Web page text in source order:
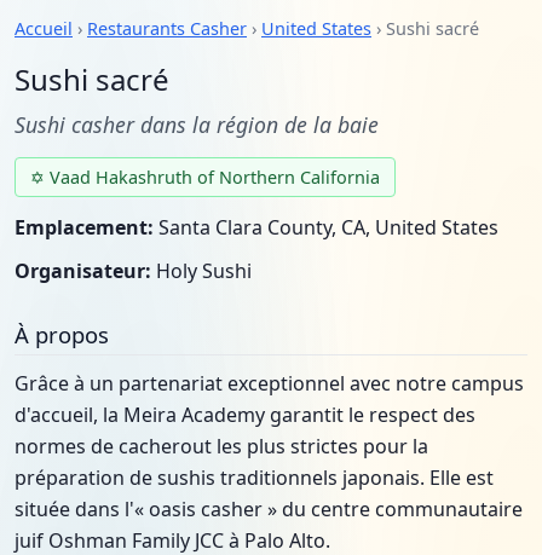
Accueil › Restaurants Casher › United States › Sushi sacré
Sushi sacré
Sushi casher dans la région de la baie
✡ Vaad Hakashruth of Northern California
Emplacement: Santa Clara County, CA, United States
Organisateur: Holy Sushi
À propos
Grâce à un partenariat exceptionnel avec notre campus
d'accueil, la Meira Academy garantit le respect des
normes de cacherout les plus strictes pour la
préparation de sushis traditionnels japonais. Elle est
située dans l'« oasis casher » du centre communautaire
juif Oshman Family JCC à Palo Alto.